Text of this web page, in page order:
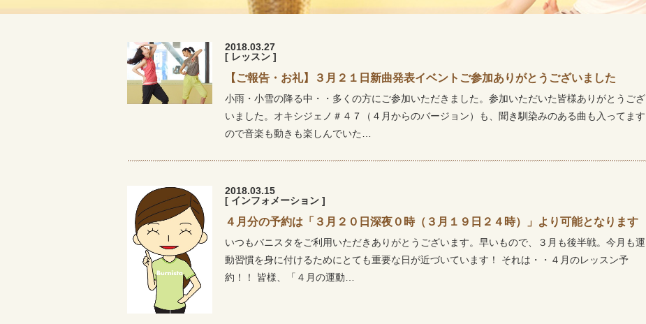
2018.03.27
[ レッスン ]
【ご報告・お礼】３月２１日新曲発表イベントご参加ありがとうございました
小雨・小雪の降る中・・多くの方にご参加いただきました。参加いただいた皆様ありがとうござ
いました。オキシジェノ＃４７（４月からのバージョン）も、聞き馴染みのある曲も入ってます
ので音楽も動きも楽しんでいた…
2018.03.15
[ インフォメーション ]
４月分の予約は「３月２０日深夜０時（３月１９日２４時）」より可能となります
いつもバニスタをご利用いただきありがとうございます。早いもので、３月も後半戦。今月も運
動習慣を身に付けるためにとても重要な日が近づいています！ それは・・４月のレッスン予
約！！ 皆様、「４月の運動…